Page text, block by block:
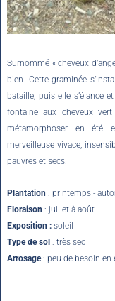
Surnommé « cheveux
bien. Cette graminée
bataille, puis elle s’élance
fontaine aux cheveux
métamorphoser en été
merveilleuse vivace,
pauvres et secs.
Plantation : printemps -
Floraison : juillet à août
Exposition : soleil
Type de sol : très sec
Arrosage: peu de besoin en